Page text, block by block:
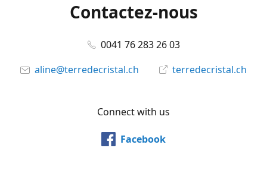
Contactez-nous
0041 76 283 26 03
aline@terredecristal.ch
terredecristal.ch
Connect with us
Facebook